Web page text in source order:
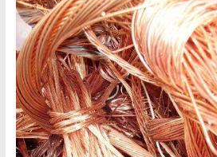
Precio
de
Chatarra
Directorio